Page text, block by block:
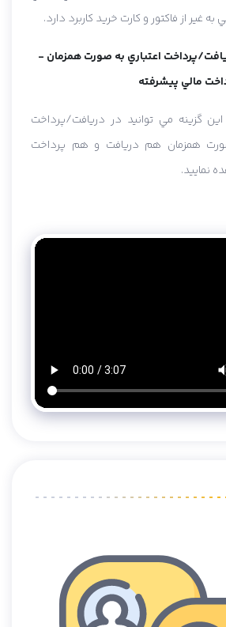
غير از فاکتور و کارت خريد کاربرد دارد.
پرداخت اعتباري به صورت همزمان -
مالي پيشرفته
گزينه مي توانيد در دريافت/پرداخت
همزمان هم دريافت و هم پرداخت
نماييد.